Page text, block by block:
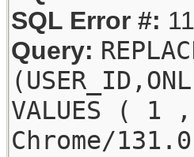
SQL Error #:
Query:
VALUES (
Chrome/